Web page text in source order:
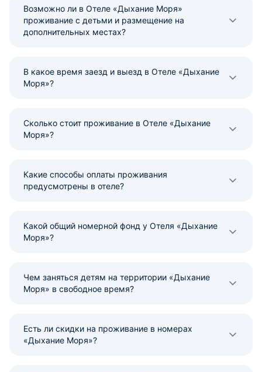
Возможно ли в Отеле «Дыхание Моря»
проживание с детьми и размещение на
дополнительных местах?
В какое время заезд и выезд в Отеле «Дыхание
Моря»?
Сколько стоит проживание в Отеле «Дыхание
Моря»?
Какие способы оплаты проживания
предусмотрены в отеле?
Какой общий номерной фонд у Отеля «Дыхание
Моря»?
Чем заняться детям на территории «Дыхание
Моря» в свободное время?
Есть ли скидки на проживание в номерах
«Дыхание Моря»?